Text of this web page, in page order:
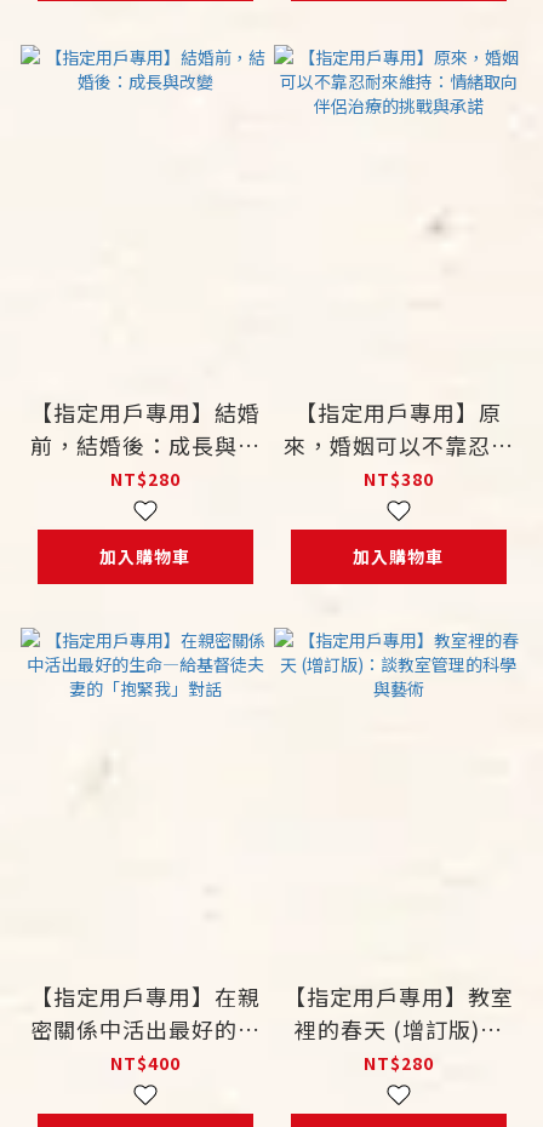
【指定用戶專用】結婚
前，結婚後：成長與改
變
NT$280
加入購物車
【指定用戶專用】原
來，婚姻可以不靠忍耐
來維持：情緒取向伴侶
治療的挑戰與承諾
NT$380
加入購物車
【指定用戶專用】在親
密關係中活出最好的生
命―給基督徒夫妻的
「抱緊我」對話
NT$400
【指定用戶專用】教室
裡的春天 (增訂版)：
談教室管理的科學與藝
術
NT$280